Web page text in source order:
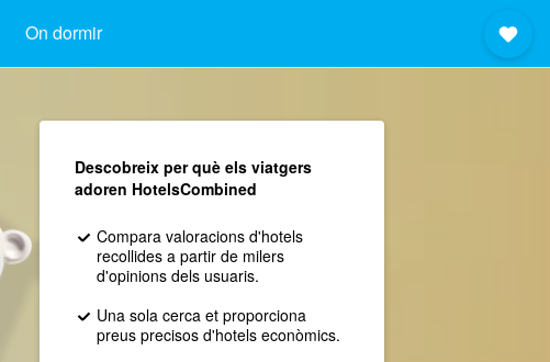
On dormir
Descobreix per què els viatgers
adoren HotelsCombined
Compara valoracions d'hotels
recollides a partir de milers
d'opinions dels usuaris.
Una sola cerca et proporciona
preus precisos d'hotels econòmics.